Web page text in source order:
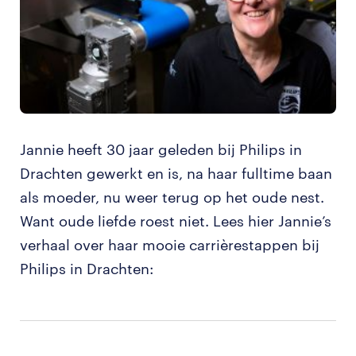
Jannie heeft 30 jaar geleden bij Philips in
Drachten gewerkt en is, na haar fulltime baan
als moeder, nu weer terug op het oude nest.
Want oude liefde roest niet. Lees hier Jannie’s
verhaal over haar mooie carrièrestappen bij
Philips in Drachten: